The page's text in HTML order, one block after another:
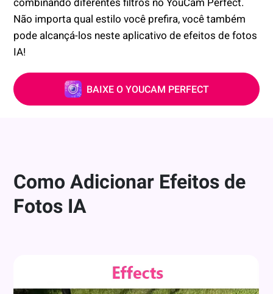
combinando diferentes filtros no YouCam Perfect.
Não importa qual estilo você prefira, você também
pode alcançá-los neste aplicativo de efeitos de fotos
IA!
BAIXE O YOUCAM PERFECT
Como Adicionar Efeitos de
Fotos IA